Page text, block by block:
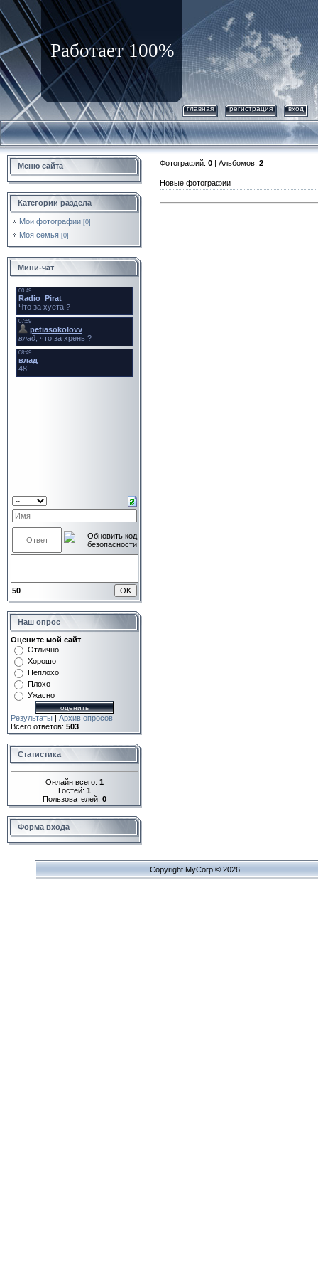
Работает 100%
главная регистрация вход
Меню сайта
Категории раздела
Мои фотографии [0]
Моя семья [0]
Мини-чат
50
Наш опрос
Оцените мой сайт
Отлично
Хорошо
Неплохо
Плохо
Ужасно
Результаты | Архив опросов
Всего ответов: 503
Статистика
Онлайн всего: 1
Гостей: 1
Пользователей: 0
Форма входа
Фотографий: 0 | Альбомов: 2
Новые фотографии
Copyright MyCorp © 2026